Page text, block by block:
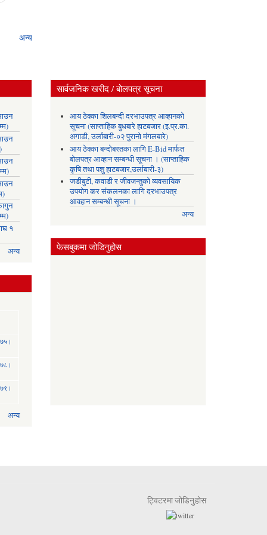
अन्य
१
अन्य
अन्य
सार्वजनिक खरीद / बोलपत्र सूचना
आय ठेक्का शिलबन्दी दरभाउपत्र आव्हानको
सूचना (साप्ताहिक बुधबारे हाटबजार (इ.प्र.का.
अगाडी, उर्लाबारी-०२ पुरानो मंगलबारे)
आय ठेक्का बन्दोबस्तका लागि E-Bid मार्फत
बोलपत्र आव्हान सम्बन्धी सूचना । (साप्ताहिक
कृषि तथा पशु हाटबजार,उर्लाबारी-३)
जडीबुटी, कवाडी र जीवजन्तुको व्यवसायिक
उपयोग कर संकलनका लागि दरभाउपत्र
आवहान सम्बन्धी सूचना ।
अन्य
फेसबुकमा जोडिनुहोस
ट्विटरमा जोडिनुहोस